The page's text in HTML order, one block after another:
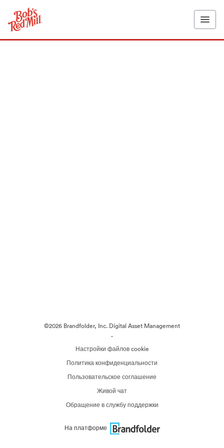
©2026 Brandfolder, Inc. Digital Asset Management
·
Настройки файлов cookie
Политика конфиденциальности
Пользовательское соглашение
Живой чат
Обращение в службу поддержки
На платформе